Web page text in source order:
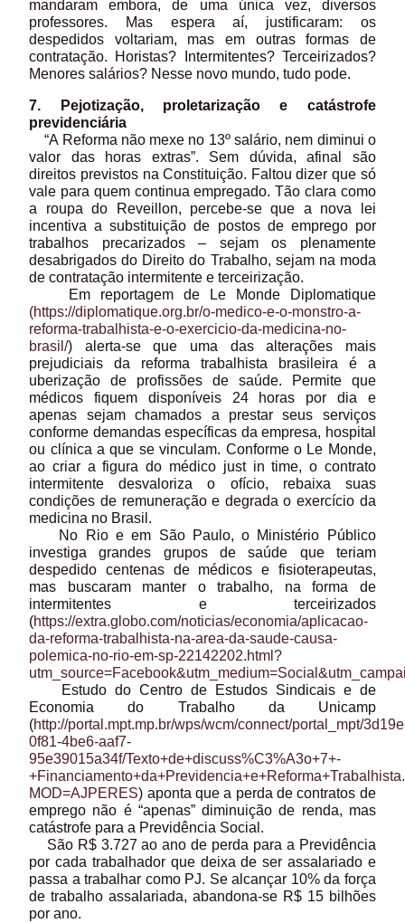
mandaram embora, de uma única vez, diversos
professores. Mas espera aí, justificaram: os
despedidos voltariam, mas em outras formas de
contratação. Horistas? Intermitentes? Terceirizados?
Menores salários? Nesse novo mundo, tudo pode.
7. Pejotização, proletarização e catástrofe
previdenciária
“A Reforma não mexe no 13º salário, nem diminui o
valor das horas extras”. Sem dúvida, afinal são
direitos previstos na Constituição. Faltou dizer que só
vale para quem continua empregado. Tão clara como
a roupa do Reveillon, percebe-se que a nova lei
incentiva a substituição de postos de emprego por
trabalhos precarizados – sejam os plenamente
desabrigados do Direito do Trabalho, sejam na moda
de contratação intermitente e terceirização.
Em reportagem de Le Monde Diplomatique
(https://diplomatique.org.br/o-medico-e-o-monstro-a-
reforma-trabalhista-e-o-exercicio-da-medicina-no-
brasil/) alerta-se que uma das alterações mais
prejudiciais da reforma trabalhista brasileira é a
uberização de profissões de saúde. Permite que
médicos fiquem disponíveis 24 horas por dia e
apenas sejam chamados a prestar seus serviços
conforme demandas específicas da empresa, hospital
ou clínica a que se vinculam. Conforme o Le Monde,
ao criar a figura do médico just in time, o contrato
intermitente desvaloriza o ofício, rebaixa suas
condições de remuneração e degrada o exercício da
medicina no Brasil.
No Rio e em São Paulo, o Ministério Público
investiga grandes grupos de saúde que teriam
despedido centenas de médicos e fisioterapeutas,
mas buscaram manter o trabalho, na forma de
intermitentes e terceirizados
(https://extra.globo.com/noticias/economia/aplicacao-
da-reforma-trabalhista-na-area-da-saude-causa-
polemica-no-rio-em-sp-22142202.html?
Estudo do Centro de Estudos Sindicais e de
Economia do Trabalho da Unicamp
(http://portal.mpt.mp.br/wps/wcm/connect/portal_mpt/
0f81-4be6-aaf7-
95e39015a34f/Texto+de+discuss%C3%A3o+7+-
MOD=AJPERES) aponta que a perda de contratos de
emprego não é “apenas” diminuição de renda, mas
catástrofe para a Previdência Social.
São R$ 3.727 ao ano de perda para a Previdência
por cada trabalhador que deixa de ser assalariado e
passa a trabalhar como PJ. Se alcançar 10% da força
de trabalho assalariada, abandona-se R$ 15 bilhões
por ano.